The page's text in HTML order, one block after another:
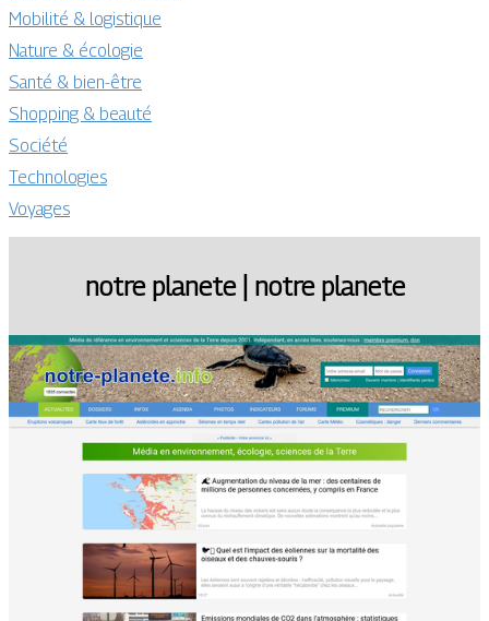
Mobilité & logistique
Nature & écologie
Santé & bien-être
Shopping & beauté
Société
Technologies
Voyages
notre planete | notre planete